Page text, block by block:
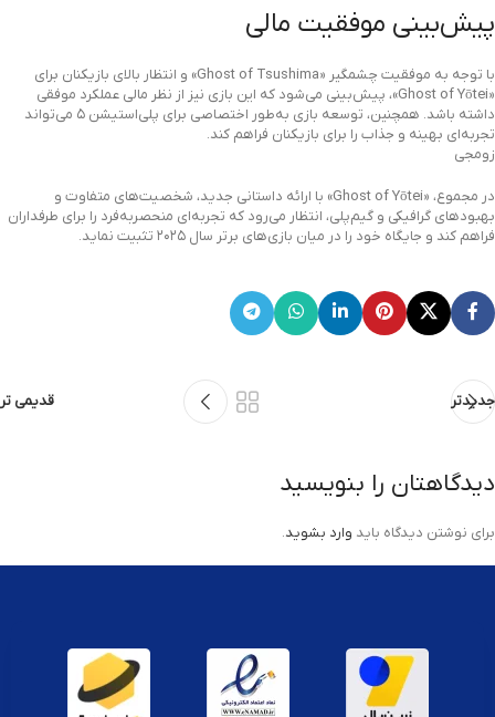
پیش‌بینی موفقیت مالی
با توجه به موفقیت چشمگیر «Ghost of Tsushima» و انتظار بالای بازیکنان برای
«Ghost of Yōtei»، پیش‌بینی می‌شود که این بازی نیز از نظر مالی عملکرد موفقی
داشته باشد. همچنین، توسعه بازی به‌طور اختصاصی برای پلی‌استیشن ۵ می‌تواند
تجربه‌ای بهینه و جذاب را برای بازیکنان فراهم کند.
زومجی
در مجموع، «Ghost of Yōtei» با ارائه داستانی جدید، شخصیت‌های متفاوت و
بهبودهای گرافیکی و گیم‌پلی، انتظار می‌رود که تجربه‌ای منحصربه‌فرد را برای طرفداران
فراهم کند و جایگاه خود را در میان بازی‌های برتر سال ۲۰۲۵ تثبیت نماید.
جدیدتر قدیمی تر
دیدگاهتان را بنویسید
برای نوشتن دیدگاه باید وارد بشوید.